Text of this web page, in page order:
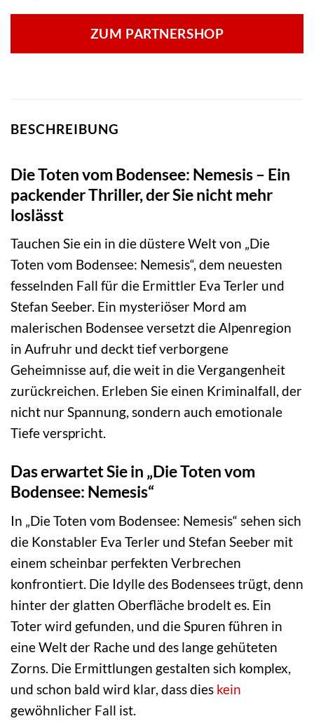
ZUM PARTNERSHOP
BESCHREIBUNG
Die Toten vom Bodensee: Nemesis – Ein
packender Thriller, der Sie nicht mehr
loslässt
Tauchen Sie ein in die düstere Welt von „Die
Toten vom Bodensee: Nemesis“, dem neuesten
fesselnden Fall für die Ermittler Eva Terler und
Stefan Seeber. Ein mysteriöser Mord am
malerischen Bodensee versetzt die Alpenregion
in Aufruhr und deckt tief verborgene
Geheimnisse auf, die weit in die Vergangenheit
zurückreichen. Erleben Sie einen Kriminalfall, der
nicht nur Spannung, sondern auch emotionale
Tiefe verspricht.
Das erwartet Sie in „Die Toten vom
Bodensee: Nemesis“
In „Die Toten vom Bodensee: Nemesis“ sehen sich
die Konstabler Eva Terler und Stefan Seeber mit
einem scheinbar perfekten Verbrechen
konfrontiert. Die Idylle des Bodensees trügt, denn
hinter der glatten Oberfläche brodelt es. Ein
Toter wird gefunden, und die Spuren führen in
eine Welt der Rache und des lange gehüteten
Zorns. Die Ermittlungen gestalten sich komplex,
und schon bald wird klar, dass dies kein
gewöhnlicher Fall ist.